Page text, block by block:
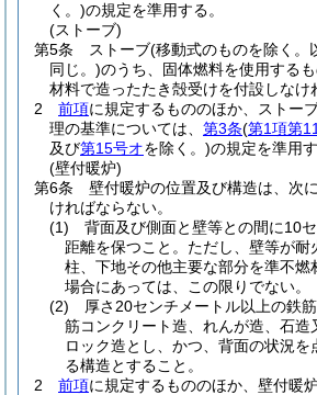
く。)の規定を準用する。
(ストーブ)
第5条
ストーブ(移動式のものを除く。
同じ。)のうち、固体燃料を使用する
材料で造ったたき殻受けを付設しなけ
2
前項に規定するもののほか、ストー
理の基準については、 第3条(第1項第
及び第15号オを除く。)の規定を準用す
(壁付暖炉)
第6条
壁付暖炉の位置及び構造は、次
ければならない。
(1)
背面及び側面と壁等との間に10
距離を保つこと。 ただし、壁等が耐
柱、下地その他主要な部分を準不燃
場合にあっては、この限りでない。
(2)
厚さ20センチメートル以上の鉄
筋コンクリート造、れんが造、石造
ロック造とし、かつ、背面の状況を
る構造とすること。
2
前項に規定するもののほか、壁付暖